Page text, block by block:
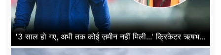
'3 साल हो गए, अभी तक कोई ज़मीन नहीं मिली...' क्रिकेटर ऋषभ...